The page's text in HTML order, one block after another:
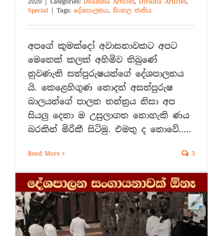
Special | Tags: දේශපාලනය, සිංහල ජාතිය
අපගේ කුමක්දෝ අවාසනාවකට අපට
මෙතෙක් කලක් අහිමිව තිබුණේ
නුවණැති සත්පුරුෂයන්ගේ දේශපාලනය
යි. කෙළෙහිගුණ නොදත් අසත්පුරුෂ
බාලයන්ගේ පාලන තන්ත්‍රය නිසා අප
සියලු දෙනා ම උසුලාගත නොහැකි ණය
බරකින් මිරිකී සිටිමු. එමතු ද නොවේ.....
Read More 3